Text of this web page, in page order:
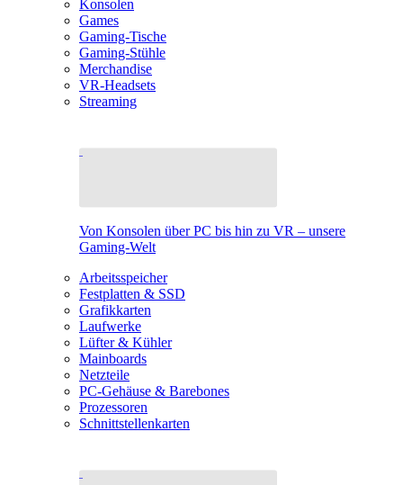
Konsolen
Games
Gaming-Tische
Gaming-Stühle
Merchandise
VR-Headsets
Streaming
Von Konsolen über PC bis hin zu VR – unsere
Gaming-Welt
Arbeitsspeicher
Festplatten & SSD
Grafikkarten
Laufwerke
Lüfter & Kühler
Mainboards
Netzteile
PC-Gehäuse & Barebones
Prozessoren
Schnittstellenkarten